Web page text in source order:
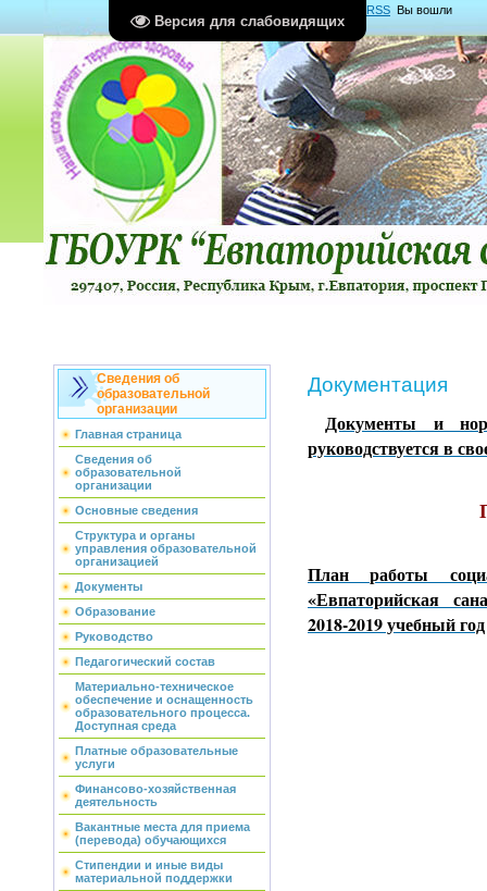
Версия для слабовидящих
RSS Вы вошли
какГость Группа "Гости"
Сведения об
образовательной
организации
Главная страница
Сведения об
образовательной
организации
Основные сведения
Структура и органы
управления образовательной
организацией
Документы
Образование
Руководство
Педагогический состав
Материально-техническое
обеспечение и оснащенность
образовательного процесса.
Доступная среда
Платные образовательные
услуги
Финансово-хозяйственная
деятельность
Вакантные места для приема
(перевода) обучающихся
Стипендии и иные виды
материальной поддержки
Документация
Документы и
руководствуется в
План работы
«Евпаторийская
2018-2019 учебный год